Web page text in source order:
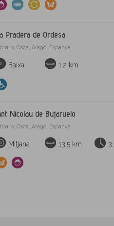
Pradera de Ordesa
Osca, Aragó, Espanya
Baixa 1,2 km
Nicolau de Bujaruelo
Osca, Aragó, Espanya
Mitjana 13,5 km